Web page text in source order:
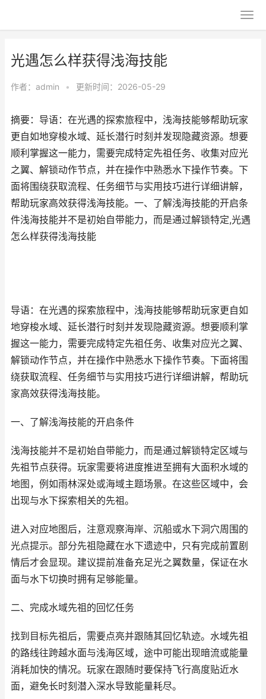
光遇怎么样获得浅海技能
作者： admin • 更新时间：2026-05-29
摘要：导语：在光遇的探索旅程中，浅海技能够帮助玩家
更自如地穿梭水域、延长潜行时刻并发现隐藏资源。想要
顺利掌握这一能力，需要完成特定先祖任务、收集对应光
之翼、解锁动作节点，并在操作中熟悉水下操作节奏。下
面将围绕获取流程、任务细节与实用技巧进行详细讲解，
帮助玩家高效获得浅海技能。一、了解浅海技能的开启条
件浅海技能并不是初始自带能力，而是通过解锁特定,光遇
怎么样获得浅海技能
导语：在光遇的探索旅程中，浅海技能够帮助玩家更自如
地穿梭水域、延长潜行时刻并发现隐藏资源。想要顺利掌
握这一能力，需要完成特定先祖任务、收集对应光之翼、
解锁动作节点，并在操作中熟悉水下操作节奏。下面将围
绕获取流程、任务细节与实用技巧进行详细讲解，帮助玩
家高效获得浅海技能。
一、了解浅海技能的开启条件
浅海技能并不是初始自带能力，而是通过解锁特定区域与
先祖节点获得。玩家需要将进度推进至拥有大面积水域的
地图，例如雨林深处或海域主题场景。在这些区域中，会
出现与水下探索相关的先祖。
进入对应地图后，注意观察海岸、沉船或水下洞穴周围的
光点提示。部分先祖隐藏在水下遗迹中，只有完成前置剧
情后才会显现。建议提前准备充足光之翼数量，保证在水
面与水下切换时拥有足够能量。
二、完成水域先祖的回忆任务
找到目标先祖后，需要点亮并跟随其回忆轨迹。水域先祖
的路线往跨越水面与浅海区域，途中可能出现暗流或能量
消耗加快的情况。玩家在跟随时要保持飞行高度贴近水
面，避免长时刻潜入深水导致能量耗尽。